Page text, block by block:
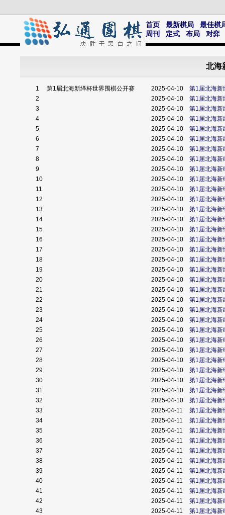
首页 最新棋局
最佳棋
周刊
定式 布局 对弈
北海
1 第1届北海新绎杯世界围棋公开赛 2025-04-10
第1届北海新
2
2025-04-10
第1届北海新
3
2025-04-10
第1届北海新
4
2025-04-10
第1届北海新
5
2025-04-10
第1届北海新
6
2025-04-10
第1届北海新
7
2025-04-10
第1届北海新
8
2025-04-10
第1届北海新
9
2025-04-10
第1届北海新
10
2025-04-10
第1届北海新
11
2025-04-10
第1届北海新
12
2025-04-10
第1届北海新
13
2025-04-10
第1届北海新
14
2025-04-10
第1届北海新
15
2025-04-10
第1届北海新
16
2025-04-10
第1届北海新
17
2025-04-10
第1届北海新
18
2025-04-10
第1届北海新
19
2025-04-10
第1届北海新
20
2025-04-10
第1届北海新
21
2025-04-10
第1届北海新
22
2025-04-10
第1届北海新
23
2025-04-10
第1届北海新
24
2025-04-10
第1届北海新
25
2025-04-10
第1届北海新
26
2025-04-10
第1届北海新
27
2025-04-10
第1届北海新
28
2025-04-10
第1届北海新
29
2025-04-10
第1届北海新
30
2025-04-10
第1届北海新
31
2025-04-10
第1届北海新
32
2025-04-10
第1届北海新
33
2025-04-11
第1届北海新
34
2025-04-11
第1届北海新
35
2025-04-11
第1届北海新
36
2025-04-11
第1届北海新
37
2025-04-11
第1届北海新
38
2025-04-11
第1届北海新
39
2025-04-11
第1届北海新
40
2025-04-11
第1届北海新
41
2025-04-11
第1届北海新
42
2025-04-11
第1届北海新
43
2025-04-11
第1届北海新